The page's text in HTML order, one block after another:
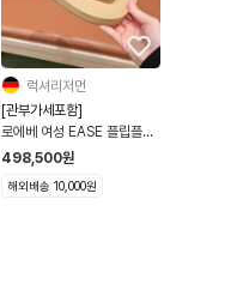
럭셔리저먼
[관부가세포함]
로에베 여성 EASE 플립플랍
레더 슬라이드
L814465X59 MEDIUM
498,500원
해외배송 10,000원